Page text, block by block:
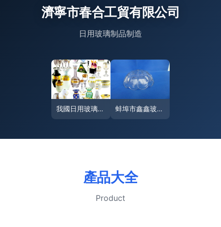
濟寧市春合工貿有限公司
日用玻璃制品制造
我國日用玻璃制品制造行業 年消耗石英砂2000萬噸的市場圖景與未來展望 蚌埠市鑫鑫玻璃制品廠 創意玻璃制品供應，點亮生活美學
產品大全
Product